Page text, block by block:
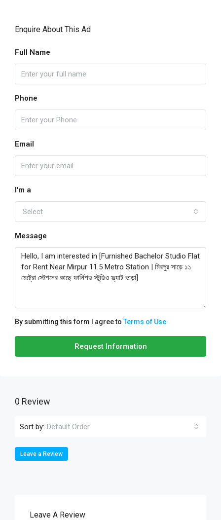
Enquire About This Ad
Full Name
Phone
Email
I'm a
Select
Message
By submitting this form I agree toTerms of Use
Request Information
0 Review
Sort by: Default Order
Leave a Review
Leave A Review